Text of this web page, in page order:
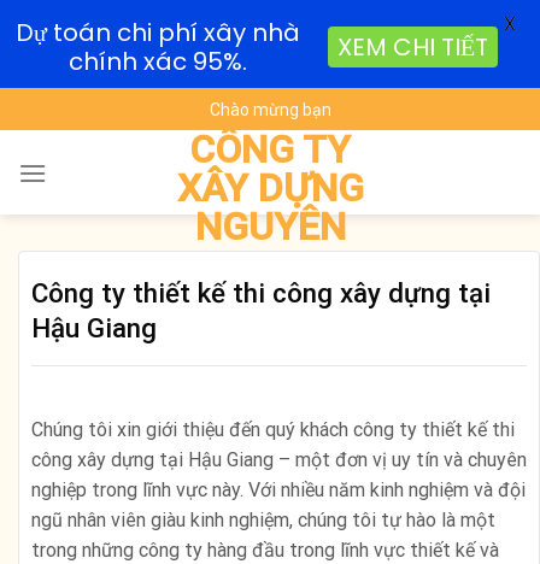
to
content
Chào mừng bạn
CÔNG TY
XÂY DỰNG
NGUYÊN
Công ty thiết kế thi công xây dựng tại
Hậu Giang
Chúng tôi xin giới thiệu đến quý khách công ty thiết kế thi
công xây dựng tại Hậu Giang – một đơn vị uy tín và chuyên
nghiệp trong lĩnh vực này. Với nhiều năm kinh nghiệm và đội
ngũ nhân viên giàu kinh nghiệm, chúng tôi tự hào là một
trong những công ty hàng đầu trong lĩnh vực thiết kế và
Dự toán chi phí xây nhà
chính xác 95%.
XEM CHI TIẾT
X